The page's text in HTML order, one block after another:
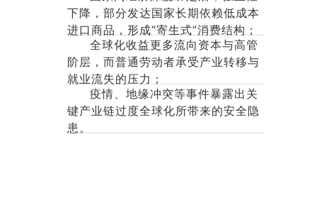
下降，部分发达国家长期依赖低成本
进口商品，形成“寄生式”消费结构；
全球化收益更多流向资本与高管
阶层，而普通劳动者承受产业转移与
就业流失的压力；
疫情、地缘冲突等事件暴露出关
键产业链过度全球化所带来的安全隐
患。